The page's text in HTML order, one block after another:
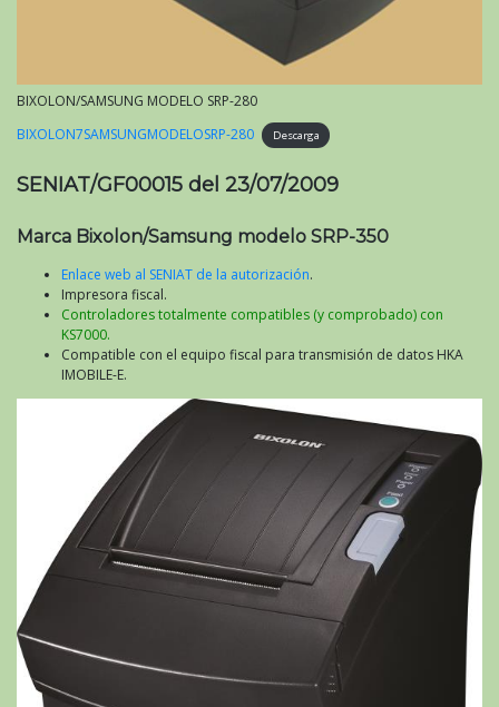
BIXOLON/SAMSUNG MODELO SRP-280
BIXOLON7SAMSUNGMODELOSRP-280
Descarga
SENIAT/GF00015 del 23/07/2009
Marca Bixolon/Samsung modelo SRP-350
Enlace web al SENIAT de la autorización.
Impresora fiscal.
Controladores totalmente compatibles (y comprobado) con
KS7000.
Compatible con el equipo fiscal para transmisión de datos HKA
IMOBILE-E.